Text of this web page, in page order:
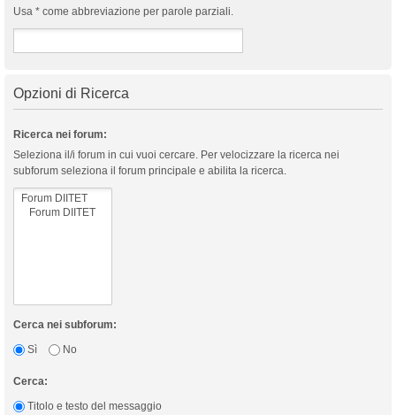
Usa * come abbreviazione per parole parziali.
Opzioni di Ricerca
Ricerca nei forum:
Seleziona il/i forum in cui vuoi cercare. Per velocizzare la ricerca nei
subforum seleziona il forum principale e abilita la ricerca.
Cerca nei subforum:
Sì
No
Cerca:
Titolo e testo del messaggio